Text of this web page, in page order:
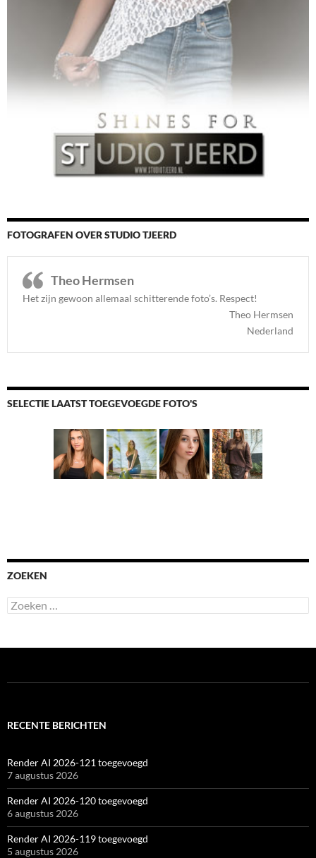
FOTOGRAFEN OVER STUDIO TJEERD
Theo Hermsen
Het zijn gewoon allemaal schitterende foto’s. Respect!
Theo Hermsen
Nederland
SELECTIE LAATST TOEGEVOEGDE FOTO'S
ZOEKEN
Zoeken
naar:
RECENTE BERICHTEN
Render AI 2026-121 toegevoegd
7 augustus 2026
Render AI 2026-120 toegevoegd
6 augustus 2026
Render AI 2026-119 toegevoegd
5 augustus 2026